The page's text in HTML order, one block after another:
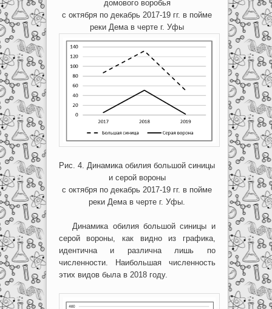
домового воробья
с октября по декабрь 2017-19 гг. в пойме
реки Дема в черте г. Уфы
Рис. 4. Динамика обилия большой синицы
и серой вороны
с октября по декабрь 2017-19 гг. в пойме
реки Дема в черте г. Уфы.
Динамика обилия большой синицы и
серой вороны, как видно из графика,
идентична и различна лишь по
численности. Наибольшая численность
этих видов была в 2018 году.